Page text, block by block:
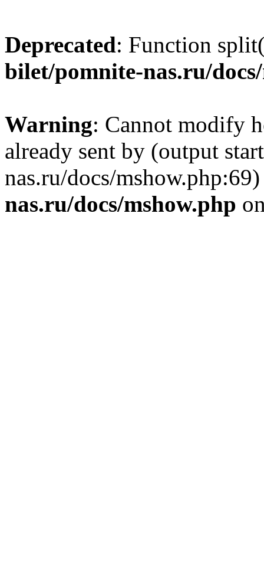
Deprecated: Function
bilet/pomnite-nas.ru/
Warning: Cannot modify
already sent by (output
nas.ru/docs/
nas.ru/docs/mshow.php